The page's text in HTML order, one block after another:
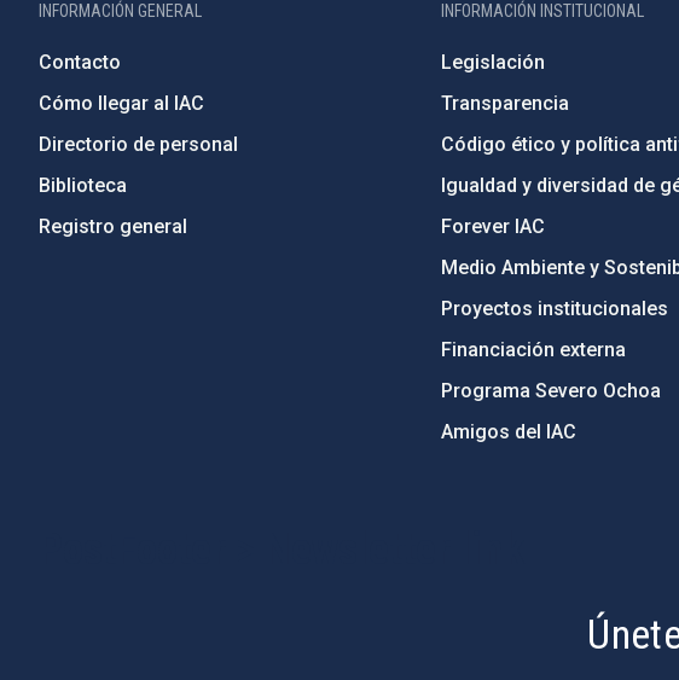
INFORMACIÓN GENERAL
Contacto
Cómo llegar al IAC
Directorio de personal
Biblioteca
Registro general
INFORMACIÓN INSTITUCIONAL
Legislación
Transparencia
Código ético y política
Igualdad y diversidad de
Forever IAC
Medio Ambiente y
Proyectos institucionales
Financiación externa
Programa Severo Ochoa
Amigos del IAC